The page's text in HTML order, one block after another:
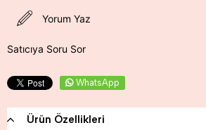
Yorum Yaz
Satıcıya Soru Sor
WhatsApp
Ürün Özellikleri